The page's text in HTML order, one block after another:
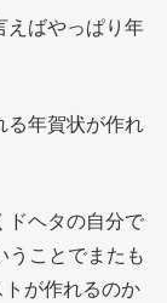
えばやっぱり年
る年賀状が作れ
ドヘタの自分で
うことでまたも
が作れるのか